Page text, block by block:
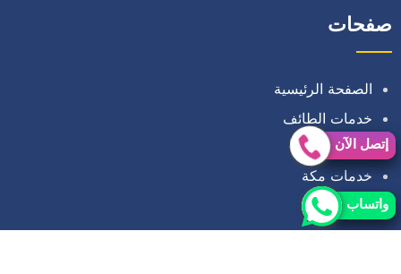
صفحات
الصفحة الرئيسية
خدمات الطائف
خدمات الباحة
خدمات مكة
اتصل بنا
واتساب
إتصل الآن
إتصل الآن
واتساب